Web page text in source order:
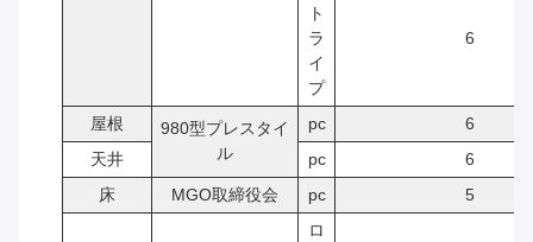
ト
ラ
イ
プ
6
屋根
980型プレスタイ
ル
pc
6
天井
pc
6
床
MGO取締役会 pc 5
ロ